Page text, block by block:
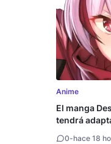
Anime
El manga
tendrá
0-hace 18